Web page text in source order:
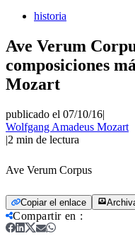
historia
Ave Verum
composiciones
Mozart
publicado el 07/10/16|
Wolfgang Amadeus Mozart
|2 min de lectura
Ave Verum Corpus
Copiar el enlace
Compartir en :